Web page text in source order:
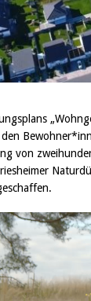
von